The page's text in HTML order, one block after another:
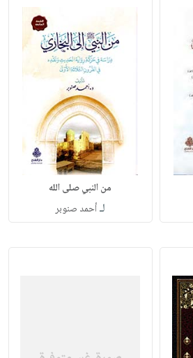
من النبي صلى الله
لـأحمد صنوبر